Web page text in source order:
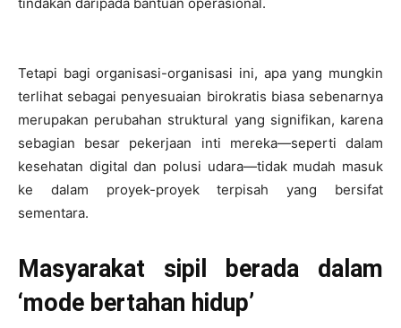
Tetapi bagi organisasi-organisasi ini, apa yang mungkin
terlihat sebagai penyesuaian birokratis biasa sebenarnya
merupakan perubahan struktural yang signifikan, karena
sebagian besar pekerjaan inti mereka—seperti dalam
kesehatan digital dan polusi udara—tidak mudah masuk
ke dalam proyek-proyek terpisah yang bersifat
sementara.
Masyarakat sipil berada dalam
‘mode bertahan hidup’